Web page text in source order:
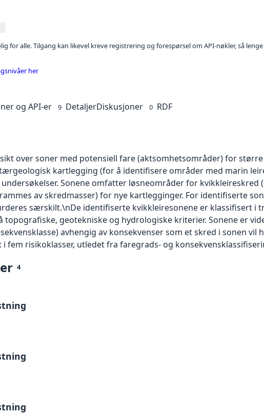
for alle. Tilgang kan likevel kreve registrering og forespørsel om API-nøkler, så
her
og API-er 9 DetaljerDiskusjoner 0 RDF
over soner med potensiell fare (aktsomhetsområder) for
kartlegging (for å identifisere områder med marin
Sonene omfatter løsneområder for
av skredmasser) for nye kartlegginger. For identifiserte
særskilt.\nDe identifiserte kvikkleiresonene er klassifisert i
topografiske, geotekniske og hydrologiske kriterier. Sonene er
avhengig av konsekvenser som et skred i sonen
fem risikoklasser, utledet fra faregrads- og
4